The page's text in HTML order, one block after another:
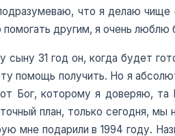
что я делаю
другим, я очень люблю
31 год он, когда будет
помощь получить. Но я
Бог, которому я доверяю, та
план, только сегодня,
мне подарили в 1994 году.